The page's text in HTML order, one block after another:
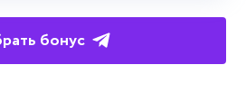
была дана независимость
Британия отказалась от
бонус